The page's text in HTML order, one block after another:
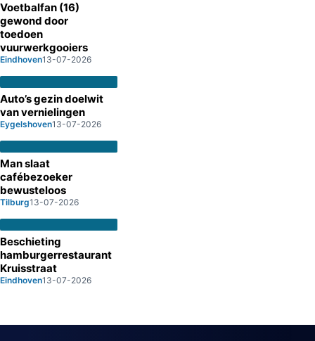
Voetbalfan (16)
gewond door
toedoen
vuurwerkgooiers
Eindhoven13-07-2026
Auto’s gezin doelwit
van vernielingen
Eygelshoven13-07-2026
Man slaat
cafébezoeker
bewusteloos
Tilburg13-07-2026
Beschieting
hamburgerrestaurant
Kruisstraat
Eindhoven13-07-2026